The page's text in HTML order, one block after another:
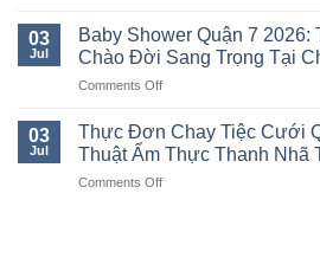
Tính
Đầy
Dome
Mapping
Hướng
Trang
Tại
Quận
Cưới
Quận
7
Tiệc
Sáng
03
Jul
Baby Shower Quận 7 2026:
Chào Đời Sang Trọng Tại
Comments Offon
Shower
Quận
2026:
03
Jul
Thực Đơn Chay Tiệc Cưới
Thuật Ẩm Thực Thanh Nhã
Comments Offon